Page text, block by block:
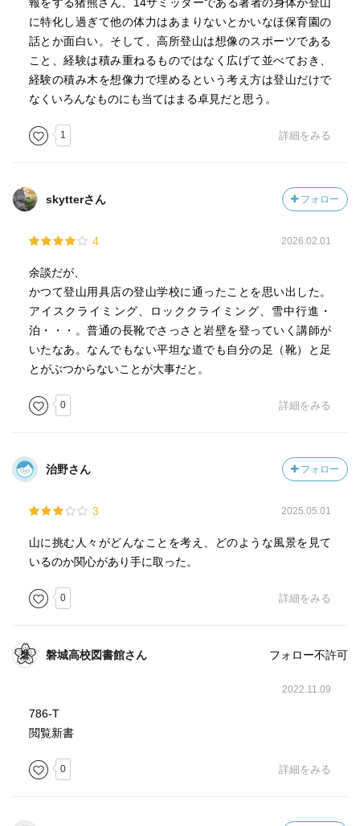
に特化し過ぎて他の体力はあまりないとかいなほ保育園の
話とか面白い。そして、高所登山は想像のスポーツである
こと、経験は積み重ねるものではなく広げて並べておき、
経験の積み木を想像力で埋めるという考え方は登山だけで
なくいろんなものにも当てはまる卓見だと思う。
1 詳細をみる
skytterさん フォロー
4 2026.02.01
余談だが、
かつて登山用具店の登山学校に通ったことを思い出した。
アイスクライミング、ロッククライミング、雪中行進・
泊・・・。普通の長靴でさっさと岩壁を登っていく講師が
いたなあ。なんでもない平坦な道でも自分の足（靴）と足
とがぶつからないことが大事だと。
0 詳細をみる
治野さん フォロー
3 2025.05.01
山に挑む人々がどんなことを考え、どのような風景を見て
いるのか関心があり手に取った。
0 詳細をみる
磐城高校図書館さん フォロー不許可
2022.11.09
786-T
閲覧新書
0 詳細をみる